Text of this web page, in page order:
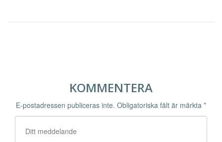
KOMMENTERA
E-postadressen publiceras inte. Obligatoriska fält är märkta *